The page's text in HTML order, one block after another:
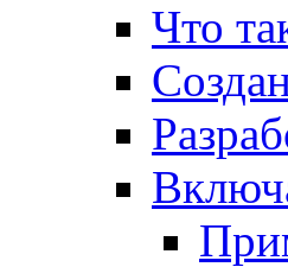
Что